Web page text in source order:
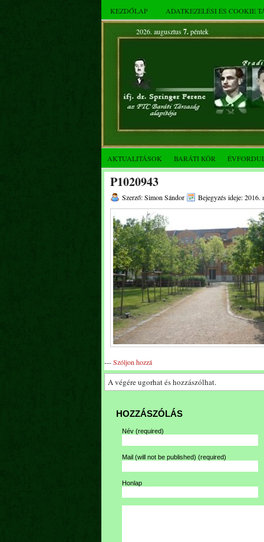
KEZDŐLAP ADATKEZELÉSI ÉS COOKIE
2026. augusztus 7.péntek
AKTUALITÁSOK BARÁTI KÖR
P1020943
Szerző: Simon Sándor Bejegyzés ideje: 2016.
---Szóljon hozzá
A végére ugorhat és hozzászólhat.
HOZZÁSZÓLÁS
Név (required)
Mail (will not be published) (required)
Honlap